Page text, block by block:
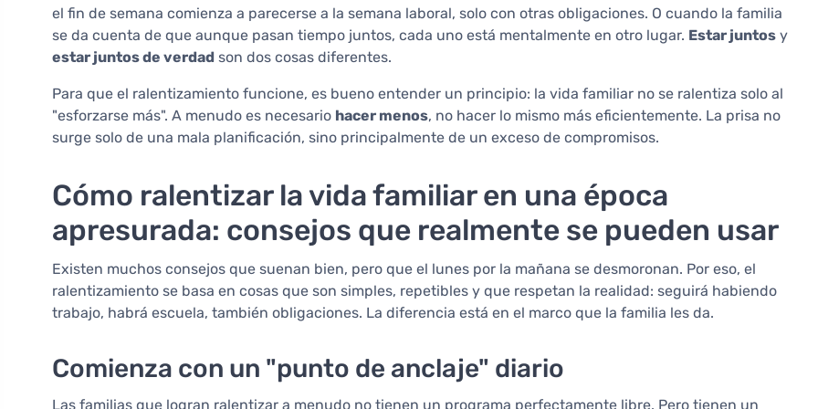
el fin de semana comienza a parecerse a la semana laboral, solo con otras obligaciones. O cuando la familia
se da cuenta de que aunque pasan tiempo juntos, cada uno está mentalmente en otro lugar. Estar juntos y
estar juntos de verdad son dos cosas diferentes.
Para que el ralentizamiento funcione, es bueno entender un principio: la vida familiar no se ralentiza solo al
"esforzarse más". A menudo es necesario hacer menos, no hacer lo mismo más eficientemente. La prisa no
surge solo de una mala planificación, sino principalmente de un exceso de compromisos.
Cómo ralentizar la vida familiar en una época
apresurada: consejos que realmente se pueden usar
Existen muchos consejos que suenan bien, pero que el lunes por la mañana se desmoronan. Por eso, el
ralentizamiento se basa en cosas que son simples, repetibles y que respetan la realidad: seguirá habiendo
trabajo, habrá escuela, también obligaciones. La diferencia está en el marco que la familia les da.
Comienza con un "punto de anclaje" diario
Las familias que logran ralentizar a menudo no tienen un programa perfectamente libre. Pero tienen un